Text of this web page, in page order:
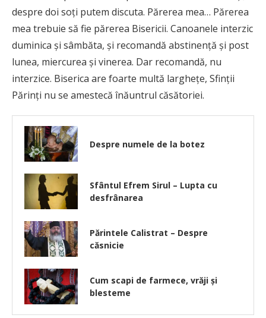
despre doi soţi putem discuta. Părerea mea… Părerea
mea trebuie să fie părerea Bisericii. Canoanele interzic
duminica şi sâmbăta, şi recomandă abstinenţă şi post
lunea, miercurea şi vinerea. Dar recomandă, nu
interzice. Biserica are foarte multă largheţe, Sfinţii
Părinţi nu se amestecă înăuntrul căsătoriei.
Despre numele de la botez
Sfântul Efrem Sirul – Lupta cu
desfrânarea
Părintele Calistrat – Despre
căsnicie
Cum scapi de farmece, vrăji și
blesteme